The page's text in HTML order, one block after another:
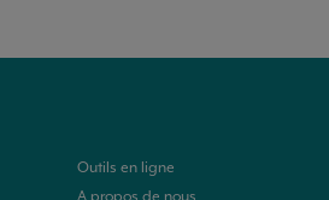
Outils en ligne
A propos de nous